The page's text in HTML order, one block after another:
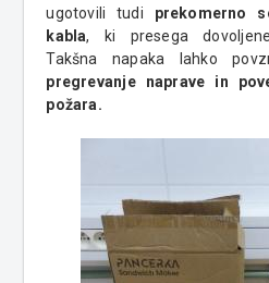
ugotovili tudi prekomerno
kabla, ki presega
Takšna napaka lahko
pregrevanje naprave in
požara.